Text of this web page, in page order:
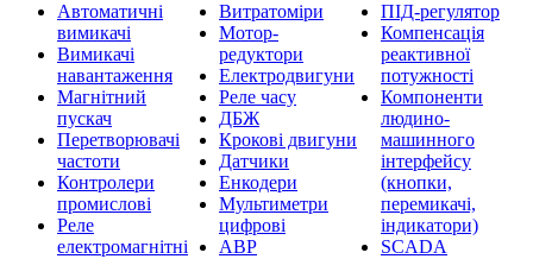
Автоматичні
вимикачі
Вимикачі
навантаження
Магнітний
пускач
Перетворювачі
частоти
Контролери
промислові
Реле
електромагнітні
Витратоміри
Мотор-
редуктори
Електродвигуни
Реле часу
ДБЖ
Крокові двигуни
Датчики
Енкодери
Мультиметри
цифрові
АВР
ПІД-регулятор
Компенсація
реактивної
потужності
Компоненти
людино-
машинного
інтерфейсу
(кнопки,
перемикачі,
індикатори)
SCADA